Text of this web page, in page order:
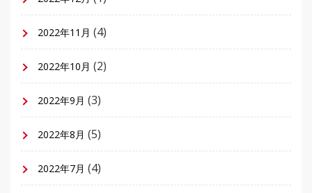
2022年11月 (4)
2022年10月 (2)
2022年9月 (3)
2022年8月 (5)
2022年7月 (4)